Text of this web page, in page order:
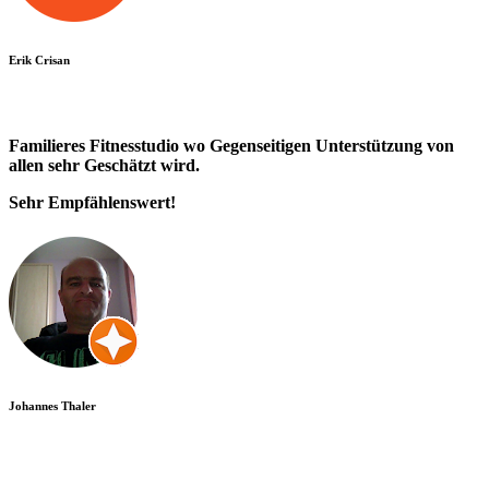
Erik Crisan
Familieres Fitnesstudio wo Gegenseitigen Unterstützung von
allen sehr Geschätzt wird.
Sehr Empfählenswert!
Johannes Thaler